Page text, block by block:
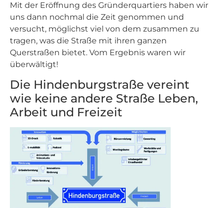
Mit der Eröffnung des Gründerquartiers haben wir
uns dann nochmal die Zeit genommen und
versucht, möglichst viel von dem zusammen zu
tragen, was die Straße mit ihren ganzen
Querstraßen bietet. Vom Ergebnis waren wir
überwältigt!
Die Hindenburgstraße vereint
wie keine andere Straße Leben,
Arbeit und Freizeit